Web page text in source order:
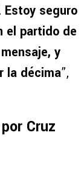
seguro
el partido de
y
la décima”,
Cruz